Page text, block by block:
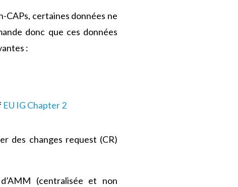
CAPs, certaines données ne
donc que ces données
:
EU IG Chapter 2
des changes request (CR)
(centralisée et non